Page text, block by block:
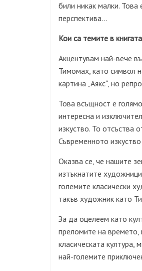
били никак малки. Това
перспектива…
Кои са темите в
Акцентувам най-вече
Тимомах, като символ
картина „Аякс“, но
Това всъщност е
интересна и
изкуство. То отсъства
Съвременното
Оказва се, че нашите
изтъкнатите
големите класически
такъв художник като
За да оцелеем като
преломите на времето,
класическата
най-големите